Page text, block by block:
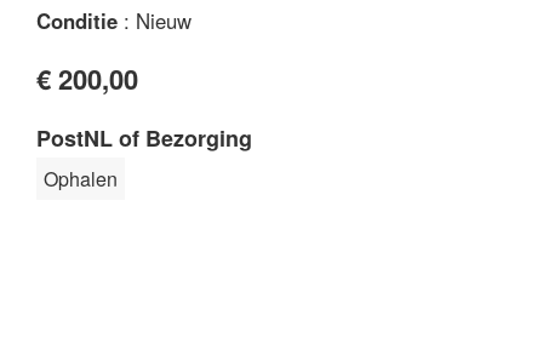
Conditie : Nieuw
€ 200,00
PostNL of Bezorging
Ophalen